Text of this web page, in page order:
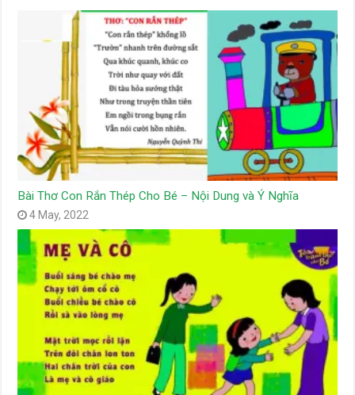
Bài Thơ Con Rắn Thép Cho Bé – Nội Dung và Ý Nghĩa
4 May, 2022